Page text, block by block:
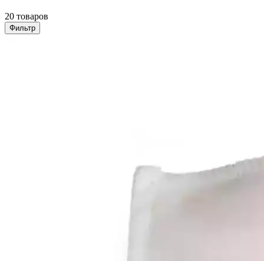
20 товаров
Фильтр